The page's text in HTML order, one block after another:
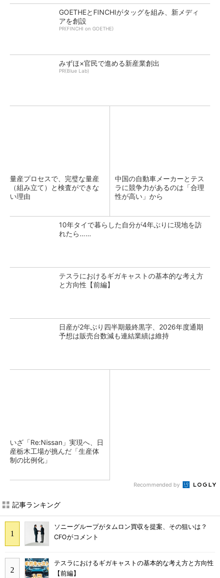
GOETHEとFINCHIがタッグを組み、新メディ
アを創設
PR(FINCHI on GOETHE)
みずほ×官民で進める新産業創出
PR(Blue Lab)
量産プロセスで、完璧な量産
（組み立て）と検査ができな
い理由
中国の自動車メーカーとテス
ラに競争力があるのは「合理
性が高い」から
10年タイで暮らした自分が4年ぶりに現地を訪
れたら……
テスラにおけるギガキャストの基本的な考え方
と方向性【前編】
日産が2年ぶり四半期最終黒字、2026年度通期
予想は販売台数減も連結業績は維持
いざ「Re:Nissan」実現へ、日
産栃木工場が挑んだ「生産体
制の比例化」
Recommended by
記事ランキング
ソニーグループがタムロン買収を提案、その狙いは？
CFOがコメント
テスラにおけるギガキャストの基本的な考え方と方向性
【前編】